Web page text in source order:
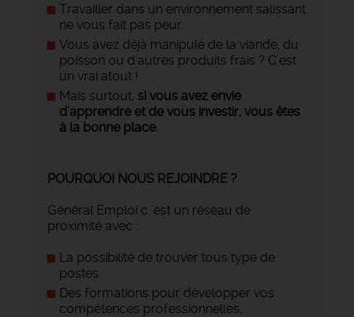
Travailler dans un environnement salissant
ne vous fait pas peur.
Vous avez déjà manipulé de la viande, du
poisson ou d'autres produits frais ? C’est
un vrai atout !
Mais surtout, si vous avez envie
d’apprendre et de vous investir, vous êtes
à la bonne place.
POURQUOI NOUS REJOINDRE ?
Général Emploi c 'est un réseau de
proximité avec :
La possibilité de trouver tous type de
postes.
Des formations pour développer vos
compétences professionnelles.